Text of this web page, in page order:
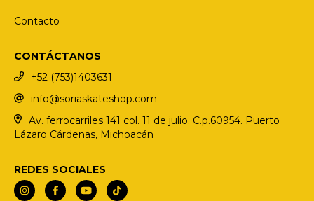
Contacto
CONTÁCTANOS
+52 (753)1403631
info@soriaskateshop.com
Av. ferrocarriles 141 col. 11 de julio. C.p.60954. Puerto
Lázaro Cárdenas, Michoacán
REDES SOCIALES